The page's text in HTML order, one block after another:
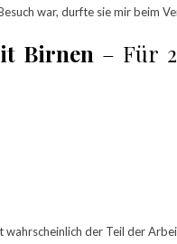
war, durfte sie mir beim
Birnen – Für
der Teil der